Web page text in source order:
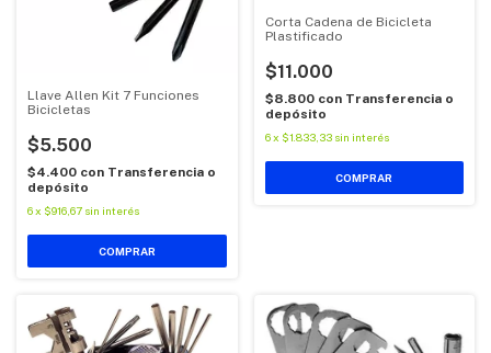
Llave Allen Kit 7 Funciones
Bicicletas
$5.500
$4.400 con Transferencia o
depósito
6x $916,67 sin interés
Corta Cadena de Bicicleta
Plastificado
$11.000
$8.800 con Transferencia o
depósito
6 x $1.833,33 sin interés